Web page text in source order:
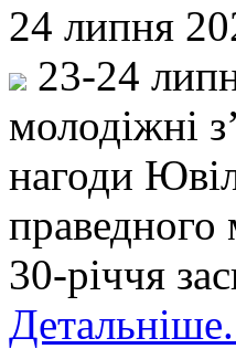
24 липня
23-24
молодіжні
нагоди
30-річчя